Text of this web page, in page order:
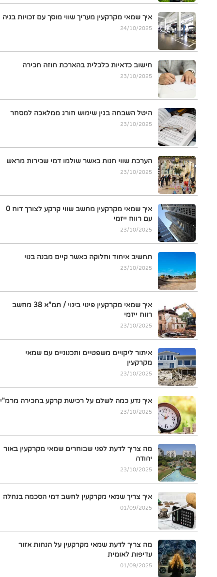
איך שמאי מקרקעין מעריך שווי מוסך עם זכויות בניה
24/10/2025
חישוב כדאיות כלכלית בהארכת חוזה חכירה
23/10/2025
היטל השבחה בגין שימוש חורג ממלאכה למסחר
23/10/2025
הערכת שווי חנות כאשר שולמו דמי שכירות מראש
23/10/2025
איך שמאי מקרקעין מחשב שווי קרקע לצורך דוח 0
עם רווח ייזמי
23/10/2025
תחשיב איחוד וחלוקה כאשר קיים מבנה בנוי
23/10/2025
איך שמאי מקרקעין פינוי בינוי / תמ"א 38 מחשב
רווח ייזמי
23/10/2025
איתור ליקויים משפטיים ותכנוניים עם שמאי
מקרקעין
23/10/2025
איך נדע כמה לשלם על רכישת קרקע בחכירה מרמ"י
23/10/2025
מה צריך לדעת לפני שבוחרים שמאי מקרקעין באור
יהודה
23/10/2025
איך צריך שמאי מקרקעין לחשב דמי הסכמה בנחלה
01/09/2025
מה צריך לדעת שמאי מקרקעין על הנחות אזור
עדיפות לאומית
01/09/2025